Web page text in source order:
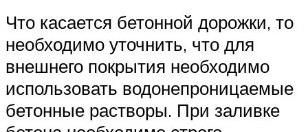
Что касается бетонной дорожки, то
необходимо уточнить, что для
внешнего покрытия необходимо
использовать водонепроницаемые
бетонные растворы. При заливке